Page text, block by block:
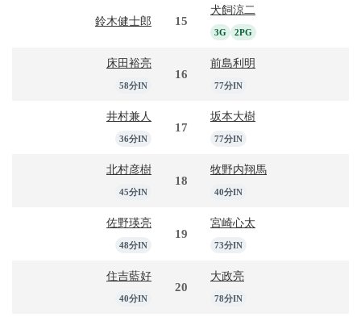
鈴木健士郎 15
犬飼涼二
3G 2PG
床田裕亮
58分IN
16
前島利明
77分IN
井村兼人
36分IN
17
坂本大樹
77分IN
北村彦樹
45分IN
18
牧野内翔馬
40分IN
佐野瑛亮
48分IN
19
宮崎心太
73分IN
住吉藍好
40分IN
20
大政亮
78分IN